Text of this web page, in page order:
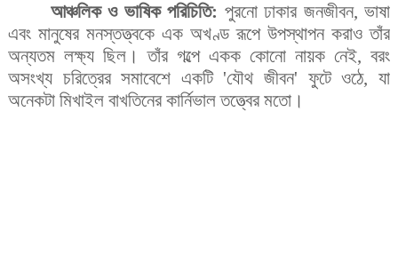
আঞ্চলিক ও ভাষিক পরিচিতি: পুরনো ঢাকার জনজীবন, ভাষা
এবং মানুষের মনস্তত্ত্বকে এক অখণ্ড রূপে উপস্থাপন করাও তাঁর
অন্যতম লক্ষ্য ছিল। তাঁর গল্পে একক কোনো নায়ক নেই, বরং
অসংখ্য চরিত্রের সমাবেশে একটি 'যৌথ জীবন' ফুটে ওঠে, যা
অনেকটা মিখাইল বাখতিনের কার্নিভাল তত্ত্বের মতো।